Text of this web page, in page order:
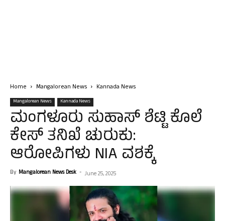
Home Mangalorean News Kannada News
Mangalorean News Kannada News
ಮಂಗಳೂರು ಸುಹಾಸ್ ಶೆಟ್ಟಿ ಕೊಲೆ
ಕೇಸ್ ತನಿಖೆ ಚುರುಕು:
ಆರೋಪಿಗಳು NIA ವಶಕ್ಕೆ
By Mangalorean News Desk - June 25, 2025